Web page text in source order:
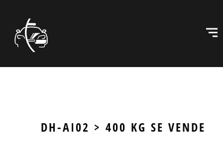
DH-AI02 > 400 KG SE VENDE